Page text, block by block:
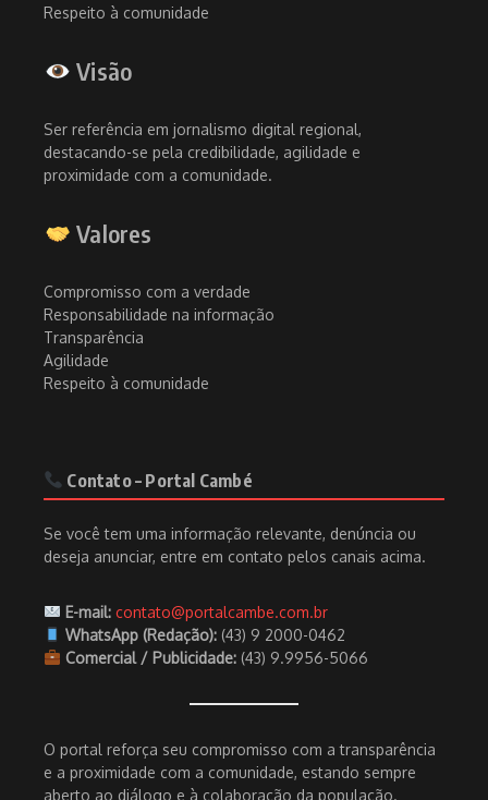
Respeito à comunidade
Visão
Ser referência em jornalismo digital regional,
destacando-se pela credibilidade, agilidade e
proximidade com a comunidade.
Valores
Compromisso com a verdade
Responsabilidade na informação
Transparência
Agilidade
Respeito à comunidade
Contato – Portal Cambé
Se você tem uma informação relevante, denúncia ou
deseja anunciar, entre em contato pelos canais acima.
E-mail: contato@portalcambe.com.br
WhatsApp (Redação):(43) 9 2000-0462
Comercial / Publicidade:(43) 9.9956-5066
O portal reforça seu compromisso com a transparência
e a proximidade com a comunidade, estando sempre
aberto ao diálogo e à colaboração da população.